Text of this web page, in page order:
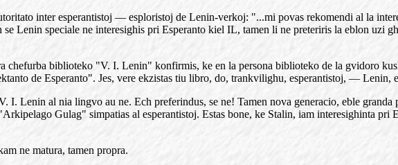
inter esperantistoj — esploristoj de Lenin-verkoj: "...mi povas rekomendi al la
Lenin speciale ne interesighis pri Esperanto kiel IL, tamen li ne preteriris la eblon uzi
chefurba biblioteko "V. I. Lenin" konfirmis, ke en la persona biblioteko de la gvidoro
de Esperanto". Jes, vere ekzistas tiu libro, do, trankvilighu, esperantistoj, — Lenin,
I. Lenin al nia lingvo au ne. Ech preferindus, se ne! Tamen nova generacio, eble
Gulag" simpatias al esperantistoj. Estas bone, ke Stalin, iam interesighinta pri
ne matura, tamen propra.